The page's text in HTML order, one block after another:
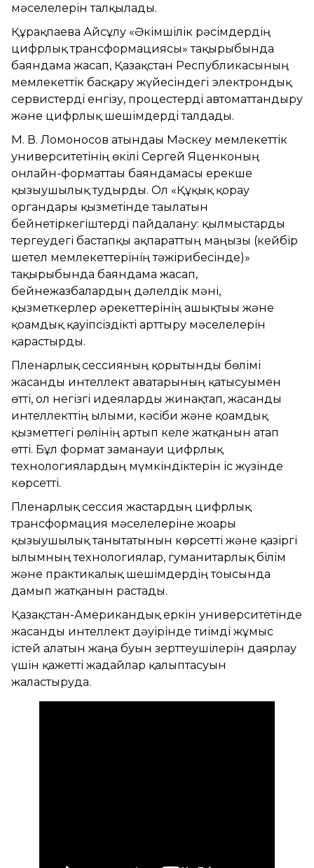
мәселелерін талқылады.
Құрақпаева Айсұлу «Әкімшілік рәсімдердің
цифрлық трансформациясы» тақырыбында
баяндама жасап, Қазақстан Республикасының
мемлекеттік басқару жүйесіндегі электрондық
сервистерді енгізу, процестерді автоматтандыру
және цифрлық шешімдерді талдады.
М. В. Ломоносов атындағы Мәскеу мемлекеттік
университетінің өкілі Сергей Яценконың
онлайн-форматтағы баяндамасы ерекше
қызығушылық тудырды. Ол «Құқық қорғау
органдары қызметінде тағылатын
бейнетіркегіштерді пайдалану: қылмыстарды
тергеудегі бастапқы ақпараттың маңызы (кейбір
шетел мемлекеттерінің тәжірибесінде)»
тақырыбында баяндама жасап,
бейнежазбалардың дәлелдік мәні,
қызметкерлер әрекеттерінің ашықтығы және
қоғамдық қауіпсіздікті арттыру мәселелерін
қарастырды.
Пленарлық сессияның қорытынды бөлімі
жасанды интеллект аватарының қатысуымен
өтті, ол негізгі идеяларды жинақтап, жасанды
интеллекттің ғылыми, кәсіби және қоғамдық
қызметтегі рөлінің артып келе жатқанын атап
өтті. Бұл формат заманауи цифрлық
технологиялардың мүмкіндіктерін іс жүзінде
көрсетті.
Пленарлық сессия жастардың цифрлық
трансформация мәселелеріне жоғары
қызығушылық танытатынын көрсетті және қазіргі
ғылымның технологиялар, гуманитарлық білім
және практикалық шешімдердің тоғысында
дамып жатқанын растады.
Қазақстан-Американдық еркін университетінде
жасанды интеллект дәуірінде тиімді жұмыс
істей алатын жаңа буын зерттеушілерін даярлау
үшін қажетті жағдайлар қалыптасуын
жалғастыруда.